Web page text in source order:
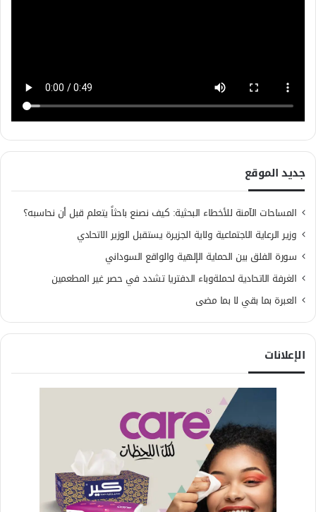
جديد الموقع
المساحات الآمنة للأخطاء البحثية: كيف نصنع باحثاً يتعلم قبل أن نحاسبه؟
وزير الرعاية الاجتماعية ولاية الجزيرة يستقبل الوزير الاتحادي
سورة الفلق بين الحماية الإلهية والواقع السوداني
الغرفة الاتحادية لحملةوباء الدفتريا تشدد في حصر غير المطعمين
العبرة بما بقي لا بما مضى
الإعلانات